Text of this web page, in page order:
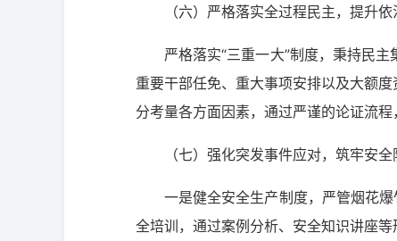
（六）严格落实全过程民主，提升
严格落实“三重一大”制度，秉持民
重要干部任免、重大事项安排以及大额
分考量各方面因素，通过严谨的论证流
（七）强化突发事件应对，筑牢安全
一是健全安全生产制度，严管烟花
全培训，通过案例分析、安全知识讲座